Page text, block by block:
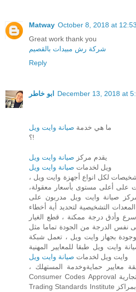
Matway October 8, 2018 at
Great work thank you
شركة رش مبيدات بالقصيم
Reply
ابو خاطر December 13, 2018 at
ما هي خدمة صيانة وايت ويل
؟!
يقدم مركز صيانة وايت ويل
ويل لخدمات صيانة وايت ويل
لكل انواع أجهزة وايت ويل ،
على أعلى مستوى بأسعار معقولة،
صيانة وايت ويل مدربون على
التشخيصية لتحديد أية أخطاء
وأدق درجة ممكنة ، قطع الغيار
نفس الدرجة من الجودة تماما مثل
بجهاز وايت ويل ، تعمل شبكة
وايت ويل طبقا للمعايير المهنية
وايت ويل لخدمات صيانة وايت ويل
، تم الحصول على موافقة معايير حمايةوخدمة المستهلك The
Consumer Codes Approval التي تديرها معهد المعايير التجارية
Trading Standards Institute على المعايير المهنية الخاصة بمراكز